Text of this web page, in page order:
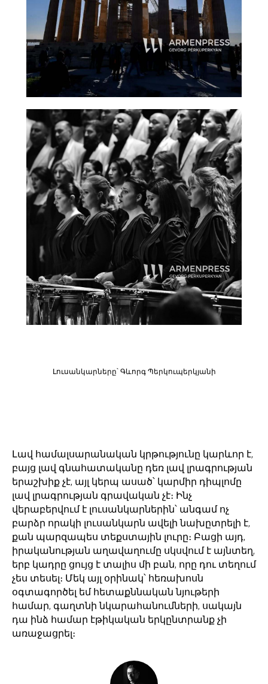
Լուսանկարները՝ Գևորգ Պերկուպերկյանի
Լավ համալսարանական կրթությունը կարևոր է,
բայց լավ գնահատականը դեռ լավ լրագրության
երաշխիք չէ, այլ կերպ ասած՝ կարմիր դիպլոմը
լավ լրագրության գրավական չէ։ Ինչ
վերաբերվում է լուսանկարներին՝ անգամ ոչ
բարձր որակի լուսանկարն ավելի նախըտրելի է,
քան պարզապես տեքստային լուրը։ Բացի այդ,
իրականության աղավաղումը սկսվում է այնտեղ,
երբ կադրը ցույց է տալիս մի բան, որը դու տեղում
չես տեսել։ Մեկ այլ օրինակ՝ հեռախոսն
օգտագործել եմ հետաքննական նյութերի
համար, գաղտնի նկարահանումների, սակայն
դա ինձ համար էթիկական երկընտրանք չի
առաջացրել։